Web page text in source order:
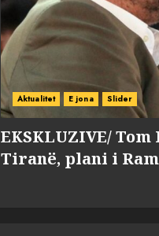
Aktualitet E jona Slider
EKSKLUZIVE/
Tiranë, plani i